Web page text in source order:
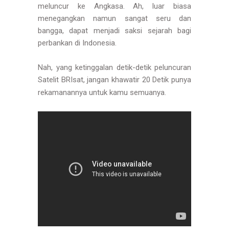
meluncur ke Angkasa. Ah, luar biasa
menegangkan namun sangat seru dan
bangga, dapat menjadi saksi sejarah bagi
perbankan di Indonesia.
Nah, yang ketinggalan detik-detik peluncuran
Satelit BRIsat, jangan khawatir 20 Detik punya
rekamanannya untuk kamu semuanya.